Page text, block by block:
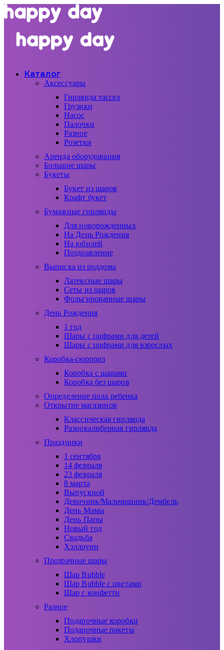
Каталог
Аксессуары
Гирлянда тассел
Грузики
Насос
Палочки
Разное
Розетки
Аренда оборудования
Большие шары
Букеты
Букет из шаров
Крафт букет
Бумажные гирлянды
Для новорожденных
На День Рождения
На юбилей
Поздравление
Выписка из роддома
Латексные шары
Сеты из шаров
Фольгированные шары
День Рождения
1 год
Шары с цифрами для детей
Шары с цифрами для взрослых
Коробка-сюрприз
Коробка с шарами
Коробка без шаров
Определение пола ребенка
Открытие магазинов
Классическая гирлянда
Разнокалиберная гирлянда
Праздники
1 сентября
14 февраля
23 февраля
8 марта
Выпускной
Девичник/Мальчишник/Дембель
День Мамы
День Папы
Новый год
Свадьба
Хэллоуин
Прозрачные шары
Шар Bubble
Шар Bubble с цветами
Шар с конфетти
Разное
Подарочные коробки
Подарочные пакеты
Хлопушки